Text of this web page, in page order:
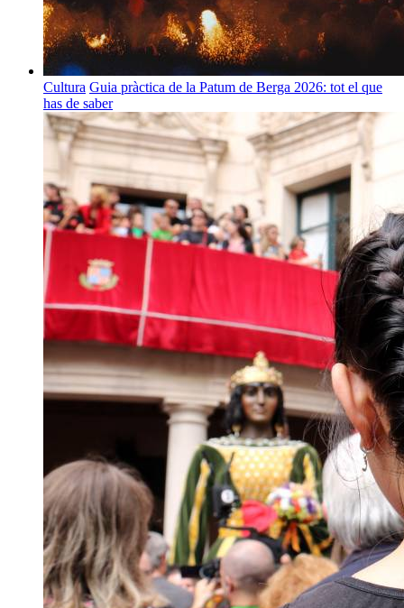
Cultura Guia pràctica de la Patum de Berga 2026: tot el que
has de saber